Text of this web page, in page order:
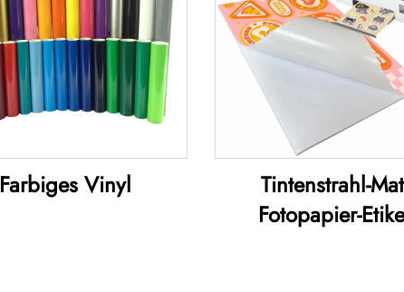
Farbiges Vinyl
Tintenstrahl-
Fotopapier-